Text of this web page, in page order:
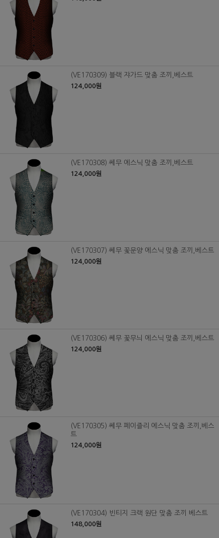
(VE170309) 블랙 쟈가드 맞춤 조끼,베스트
124,000원
(VE170308) 쎄무 에스닉 맞춤 조끼,베스트
124,000원
(VE170307) 쎄무 꽃문양 에스닉 맞춤 조끼,베스트
124,000원
(VE170306) 쎄무 꽃무늬 에스닉 맞춤 조끼,베스트
124,000원
(VE170305) 쎄무 페이즐리 에스닉 맞춤 조끼,베스
트
124,000원
(VE170304) 빈티지 크랙 원단 맞춤 조끼 베스트
148,000원